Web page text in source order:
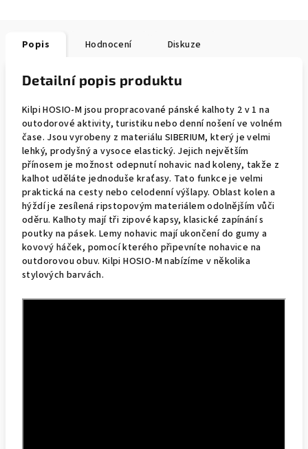
Popis Hodnocení Diskuze
Detailní popis produktu
Kilpi HOSIO-M jsou propracované pánské kalhoty 2 v 1 na
outodorové aktivity, turistiku nebo denní nošení ve volném
čase. Jsou vyrobeny z materiálu SIBERIUM, který je velmi
lehký, prodyšný a vysoce elastický. Jejich největším
přínosem je možnost odepnutí nohavic nad koleny, takže z
kalhot uděláte jednoduše kraťasy. Tato funkce je velmi
praktická na cesty nebo celodenní výšlapy. Oblast kolen a
hýždí je zesílená ripstopovým materiálem odolnějším vůči
oděru. Kalhoty mají tři zipové kapsy, klasické zapínání s
poutky na pásek. Lemy nohavic mají ukončení do gumy a
kovový háček, pomocí kterého připevníte nohavice na
outdorovou obuv. Kilpi HOSIO-M nabízíme v několika
stylových barvách.